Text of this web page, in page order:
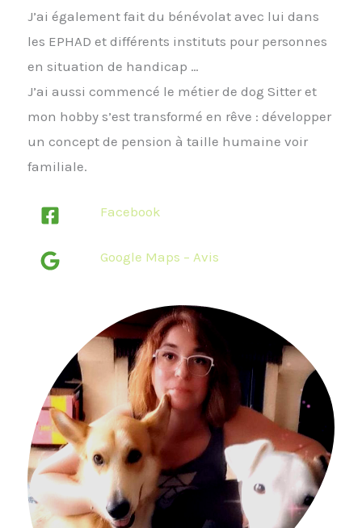
J’ai également fait du bénévolat avec lui dans
les EPHAD et différents instituts pour personnes
en situation de handicap …
J’ai aussi commencé le métier de dog Sitter et
mon hobby s’est transformé en rêve : développer
un concept de pension à taille humaine voir
familiale.
Facebook
Google Maps – Avis